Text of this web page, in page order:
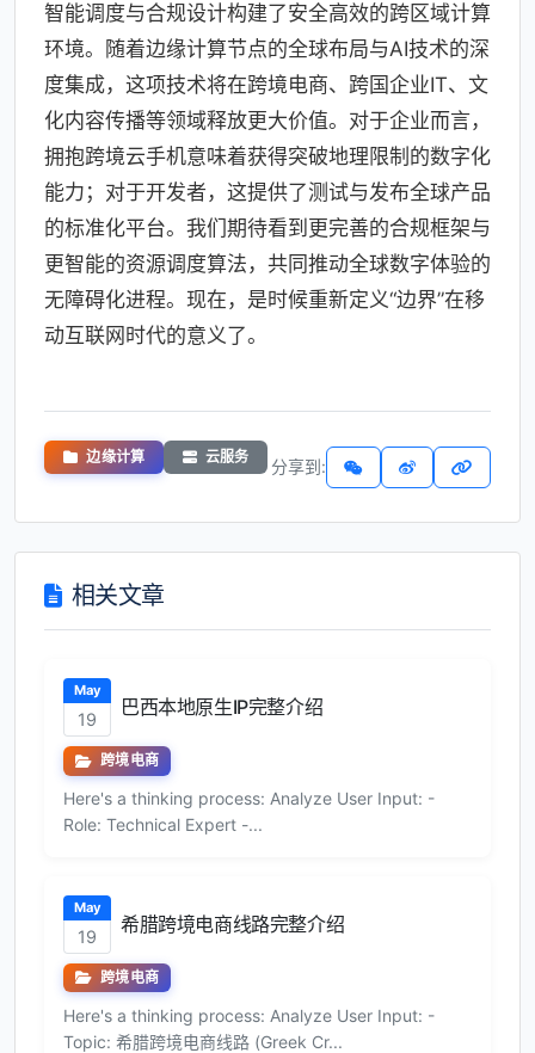
智能调度与合规设计构建了安全高效的跨区域计算
环境。随着边缘计算节点的全球布局与AI技术的深
度集成，这项技术将在跨境电商、跨国企业IT、文
化内容传播等领域释放更大价值。对于企业而言，
拥抱跨境云手机意味着获得突破地理限制的数字化
能力；对于开发者，这提供了测试与发布全球产品
的标准化平台。我们期待看到更完善的合规框架与
更智能的资源调度算法，共同推动全球数字体验的
无障碍化进程。现在，是时候重新定义“边界”在移
动互联网时代的意义了。
边缘计算 云服务 分享到:
相关文章
May
19
巴西本地原生IP完整介绍
跨境电商
Here's a thinking process: Analyze User Input: -
Role: Technical Expert -...
May
19
希腊跨境电商线路完整介绍
跨境电商
Here's a thinking process: Analyze User Input: -
Topic: 希腊跨境电商线路 (Greek Cr...